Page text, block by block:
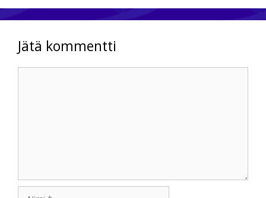
Jätä kommentti